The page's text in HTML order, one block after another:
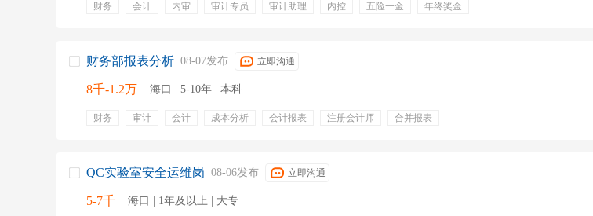
财务 会计 内审 审计专员 审计助理 内控 五险一金
年终奖金
财务部报表分析 08-07发布 立即沟通
8千-1.2万 海口 | 5-10年 | 本科
财务 审计 会计 成本分析 会计报表 注册会计师
合并报表
QC实验室安全运维岗 08-06发布 立即沟通
5-7千 海口 | 1年及以上 | 大专